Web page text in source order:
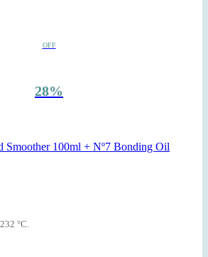
OFF
28%
Smoother 100ml + Nº7 Bonding Oil
°C.